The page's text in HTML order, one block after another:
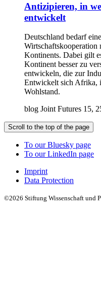
Antizipieren, in
entwickelt
Deutschland bedarf
Wirtschaftskooperation
Kontinents. Dabei gilt
Kontinent besser zu
entwickeln, die zur
Entwickelt sich Afrika,
Wohlstand.
blog Joint Futures 15,
Scroll to the top of the page
To our Bluesky page
To our LinkedIn page
Imprint
Data Protection
©2026 Stiftung Wissenschaft und